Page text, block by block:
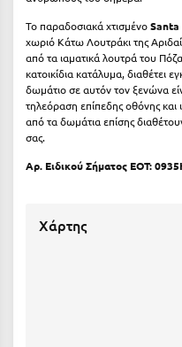
Λασίθι
Λεπτοκαρυά
Λέσβος
Λευκάδα
Το παραδοσιακά χτισμένοSanta
χωριό Κάτω Λουτράκι της
από τα ιαματικά λουτρά του
κατοικίδια κατάλυμα, διαθέτει
δωμάτιο σε αυτόν τον ξενώνα
τηλεόραση επίπεδης οθόνης και
από τα δωμάτια επίσης
σας.
Αρ. Ειδικού Σήματος ΕΟΤ:
Χάρτης